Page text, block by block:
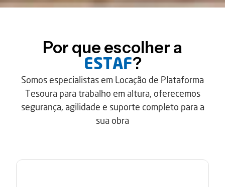
Por que escolher a
ESTAF?
Somos especialistas em Locação de Plataforma
Tesoura para trabalho em altura, oferecemos
segurança, agilidade e suporte completo para a
sua obra